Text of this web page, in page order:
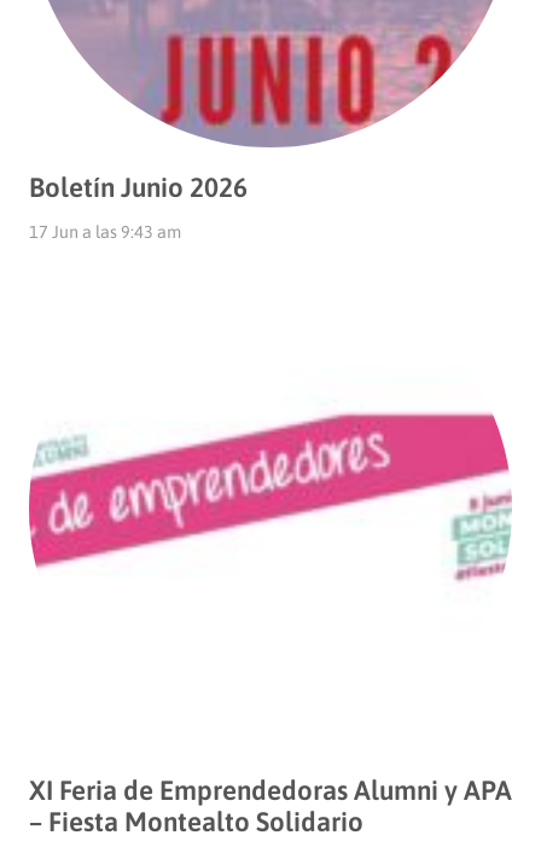
Boletín Junio 2026
17 Jun a las 9:43 am
XI Feria de Emprendedoras Alumni y APA
– Fiesta Montealto Solidario